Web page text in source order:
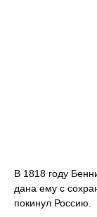
В 1818 году
дана ему с
покинул Россию.